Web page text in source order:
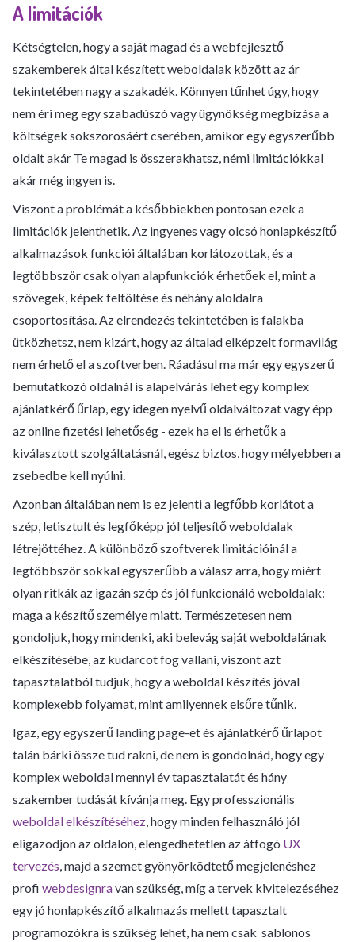
A limitációk
Kétségtelen, hogy a saját magad és a webfejlesztő
szakemberek által készített weboldalak között az ár
tekintetében nagy a szakadék. Könnyen tűnhet úgy, hogy
nem éri meg egy szabadúszó vagy ügynökség megbízása a
költségek sokszorosáért cserében, amikor egy egyszerűbb
oldalt akár Te magad is összerakhatsz, némi limitációkkal
akár még ingyen is.
Viszont a problémát a későbbiekben pontosan ezek a
limitációk jelenthetik. Az ingyenes vagy olcsó honlapkészítő
alkalmazások funkciói általában korlátozottak, és a
legtöbbször csak olyan alapfunkciók érhetőek el, mint a
szövegek, képek feltöltése és néhány aloldalra
csoportosítása. Az elrendezés tekintetében is falakba
ütközhetsz, nem kizárt, hogy az általad elképzelt formavilág
nem érhető el a szoftverben. Ráadásul ma már egy egyszerű
bemutatkozó oldalnál is alapelvárás lehet egy komplex
ajánlatkérő űrlap, egy idegen nyelvű oldalváltozat vagy épp
az online fizetési lehetőség - ezek ha el is érhetők a
kiválasztott szolgáltatásnál, egész biztos, hogy mélyebben a
zsebedbe kell nyúlni.
Azonban általában nem is ez jelenti a legfőbb korlátot a
szép, letisztult és legfőképp jól teljesítő weboldalak
létrejöttéhez. A különböző szoftverek limitációinál a
legtöbbször sokkal egyszerűbb a válasz arra, hogy miért
olyan ritkák az igazán szép és jól funkcionáló weboldalak:
maga a készítő személye miatt. Természetesen nem
gondoljuk, hogy mindenki, aki belevág saját weboldalának
elkészítésébe, az kudarcot fog vallani, viszont azt
tapasztalatból tudjuk, hogy a weboldal készítés jóval
komplexebb folyamat, mint amilyennek elsőre tűnik.
Igaz, egy egyszerű landing page-et és ajánlatkérő űrlapot
talán bárki össze tud rakni, de nem is gondolnád, hogy egy
komplex weboldal mennyi év tapasztalatát és hány
szakember tudását kívánja meg. Egy professzionális
weboldal elkészítéséhez , hogy minden felhasználó jól
eligazodjon az oldalon, elengedhetetlen az átfogó UX
tervezés , majd a szemet gyönyörködtető megjelenéshez
profi webdesignravan szükség, míg a tervek kivitelezéséhez
egy jó honlapkészítő alkalmazás mellett tapasztalt
programozókra is szükség lehet, ha nem csak sablonos